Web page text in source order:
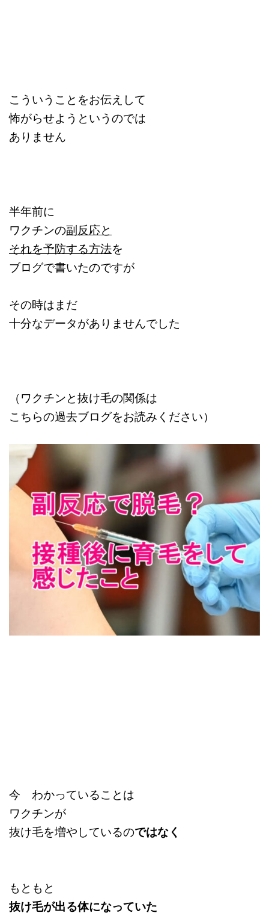
こういうことをお伝えして
怖がらせようというのでは
ありません
半年前に
ワクチンの副反応と
それを予防する方法を
ブログで書いたのですが
その時はまだ
十分なデータがありませんでした
（ワクチンと抜け毛の関係は
こちらの過去ブログをお読みください）
今 わかっていることは
ワクチンが
抜け毛を増やしているのではなく
もともと
抜け毛が出る体になっていた